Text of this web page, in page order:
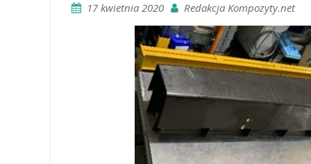
17 kwietnia 2020 Redakcja Kompozyty.net